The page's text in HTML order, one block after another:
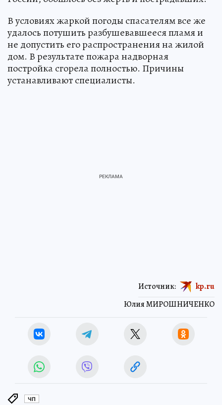
В условиях жаркой погоды спасателям все же
удалось потушить разбушевавшееся пламя и
не допустить его распространения на жилой
дом. В результате пожара надворная
постройка сгорела полностью. Причины
устанавливают специалисты.
Юлия МИРОШНИЧЕНКО
Источник: kp.ru
ЧП